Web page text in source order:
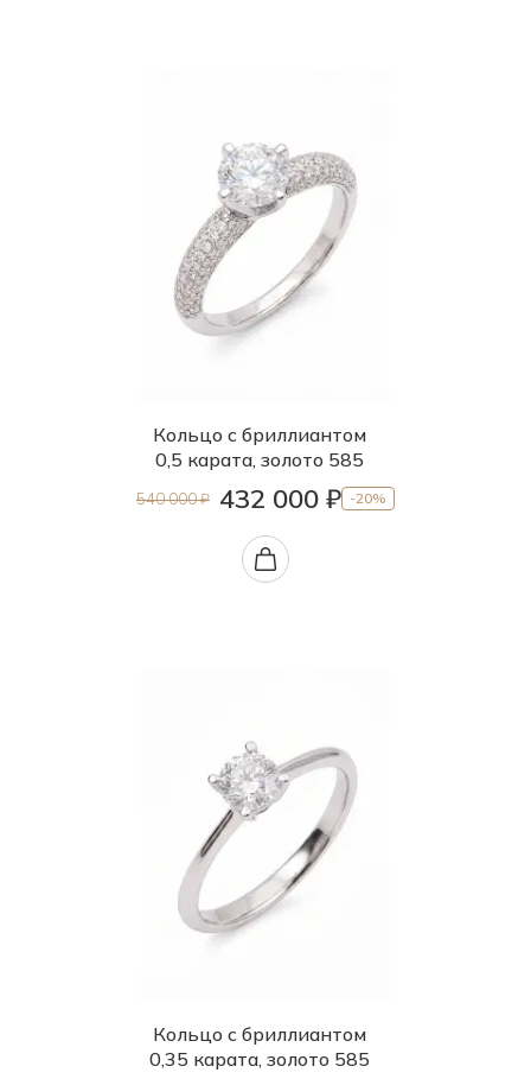
Кольцо с бриллиантом
0,5 карата, золото 585
540 000 ₽ 432 000 ₽ -20%
Кольцо с бриллиантом
0,35 карата, золото 585